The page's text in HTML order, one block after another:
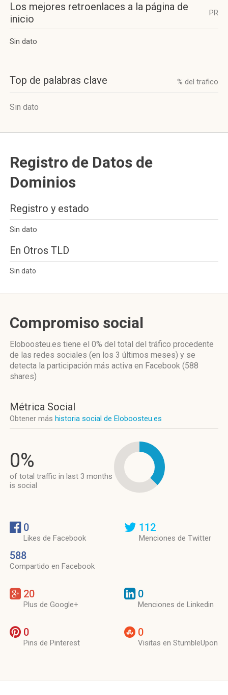
Los mejores retroenlaces a la página de
inicio
PR
Sin dato
Top de palabras clave % del trafico
Sin dato
Registro de Datos de
Dominios
Registro y estado
Sin dato
En Otros TLD
Sin dato
Compromiso social
Eloboosteu.es tiene el 0% del total del tráfico procedente
de las redes sociales (en los 3 últimos meses) y se
detecta la participación más activa en Facebook (588
shares)
Métrica Social
Obtener más historia social de Eloboosteu.es
0%
of total traffic in last 3 months
is social
0
Likes de Facebook
588
Compartido en Facebook
112
Menciones de Twitter
20
Plus de Google+
0
Menciones de Linkedin
0
Pins de Pinterest
0
Visitas en StumbleUpon